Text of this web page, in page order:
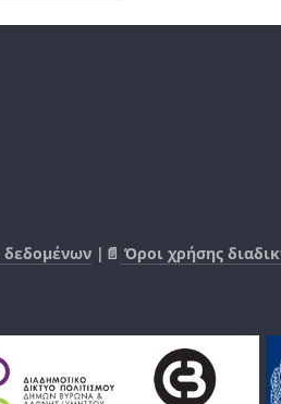
δεδομένων |📄 Όροι χρήσης